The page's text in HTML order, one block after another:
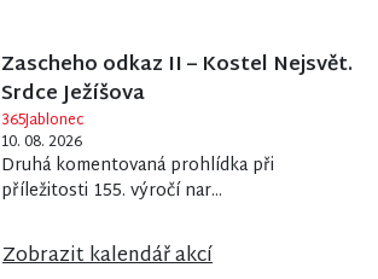
Zascheho odkaz II – Kostel Nejsvět.
Srdce Ježíšova
365Jablonec
10. 08. 2026
Druhá komentovaná prohlídka při
příležitosti 155. výročí nar...
Zobrazit kalendář akcí